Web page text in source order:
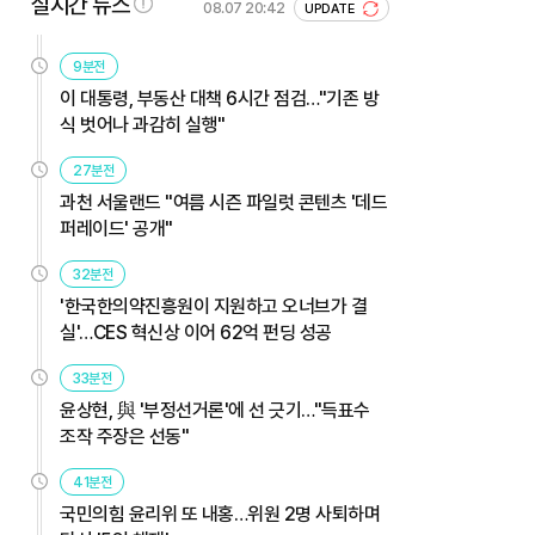
08.07 20:42 UPDATE
9분전
이 대통령, 부동산 대책 6시간 점검…"기존 방
식 벗어나 과감히 실행"
27분전
과천 서울랜드 "여름 시즌 파일럿 콘텐츠 '데드
퍼레이드' 공개"
32분전
'한국한의약진흥원이 지원하고 오너브가 결
실'…CES 혁신상 이어 62억 펀딩 성공
33분전
윤상현, 與 '부정선거론'에 선 긋기…"득표수
조작 주장은 선동"
41분전
국민의힘 윤리위 또 내홍…위원 2명 사퇴하며